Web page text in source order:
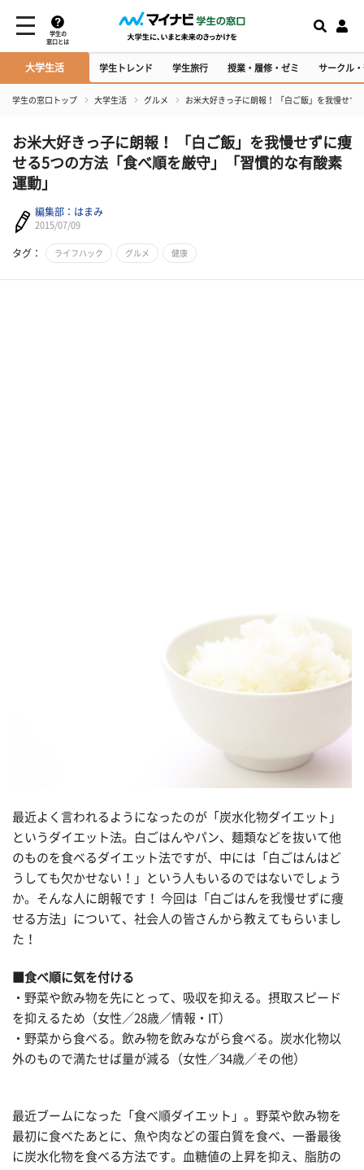
学生の
窓口とは
大学生活 学生トレンド 学生旅行 授業・履修・ゼミ サークル
学生の窓口トップ 大学生活 グルメ お米大好きっ子に朗報！ 「白ご飯」を我慢せず
お米大好きっ子に朗報！ 「白ご飯」を我慢せずに痩
せる5つの方法「食べ順を厳守」「習慣的な有酸素
運動」
編集部：はまみ
2015/07/09
タグ： ライフハック グルメ 健康
最近よく言われるようになったのが「炭水化物ダイエット」
というダイエット法。白ごはんやパン、麺類などを抜いて他
のものを食べるダイエット法ですが、中には「白ごはんはど
うしても欠かせない！」という人もいるのではないでしょう
か。そんな人に朗報です！ 今回は「白ごはんを我慢せずに痩
せる方法」について、社会人の皆さんから教えてもらいまし
た！
■食べ順に気を付ける
・野菜や飲み物を先にとって、吸収を抑える。摂取スピード
を抑えるため（女性／28歳／情報・IT）
・野菜から食べる。飲み物を飲みながら食べる。炭水化物以
外のもので満たせば量が減る（女性／34歳／その他）
最近ブームになった「食べ順ダイエット」。野菜や飲み物を
最初に食べたあとに、魚や肉などの蛋白質を食べ、一番最後
に炭水化物を食べる方法です。血糖値の上昇を抑え、脂肪の